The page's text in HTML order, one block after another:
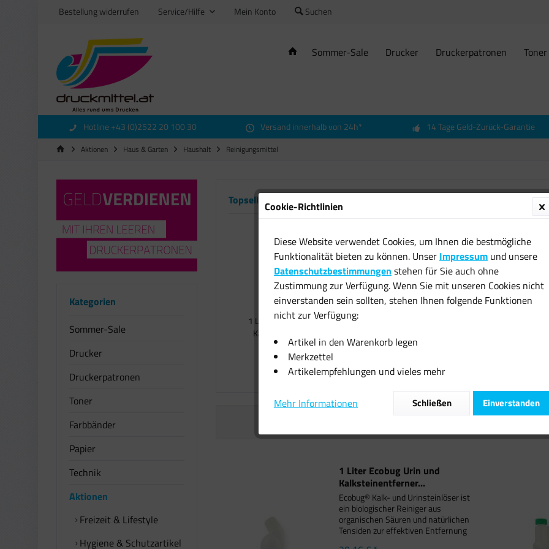
Bestellung widerrufen Service/Hilfe Mein Konto Suchen
Sommer-Sale Drucker Druckerpatronen Toner
Hotline +43 (0)2522 20 100 30 Versand innerhalb von 24h* 14 Tage Geld-Zurück-Garantie
Aktionen Haus & Garten Haushalt Reinigungsmittel
Kategorien
Sommer-Sale
Drucker
Druckerpatronen
Toner
Farbbänder
Papier
Technik
Aktionen
Freizeit & Lifestyle
Hygiene & Schutzartikel
Topseller
1 Liter Ecobug Urin und
Kalksteinentferner...
20,16 € *
1 Liter
1 Liter Ecobug Urin und
Kalksteinentferner...
Ecobug® Kalk- und Urinsteinlöser ist
ein biologischer Reiniger aus
organischen Säuren und natürlichen
Tensiden zur effektiven Entfernung
Cookie-Richtlinien
Diese Website verwendet Cookies, um Ihnen die bestmögliche
Funktionalität bieten zu können. Unser Impressum und unsere
Datenschutzbestimmungen stehen für Sie auch ohne
Zustimmung zur Verfügung. Wenn Sie mit unseren Cookies nicht
einverstanden sein sollten, stehen Ihnen folgende Funktionen
nicht zur Verfügung:
Artikel in den Warenkorb legen
Merkzettel
Artikelempfehlungen und vieles mehr
Mehr Informationen Einverstanden
Schließen